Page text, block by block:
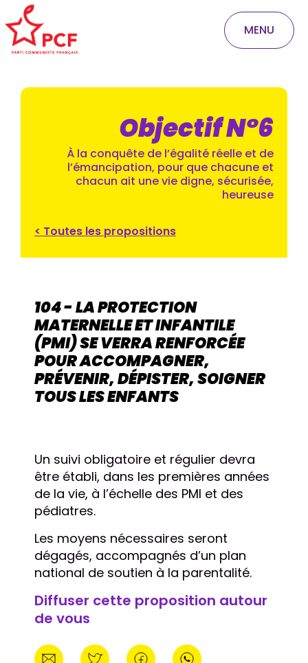
MENU
Objectif N°6
À la conquête de l’égalité réelle et de
l’émancipation, pour que chacune et
chacun ait une vie digne, sécurisée,
heureuse
< Toutes les propositions
104 - LA PROTECTION
MATERNELLE ET INFANTILE
(PMI) SE VERRA RENFORCÉE
POUR ACCOMPAGNER,
PRÉVENIR, DÉPISTER, SOIGNER
TOUS LES ENFANTS
Un suivi obligatoire et régulier devra
être établi, dans les premières années
de la vie, à l’échelle des PMI et des
pédiatres.
Les moyens nécessaires seront
dégagés, accompagnés d’un plan
national de soutien à la parentalité.
Diffuser cette proposition autour
de vous